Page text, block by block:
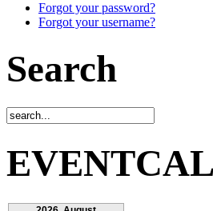
Forgot your password?
Forgot your username?
Search